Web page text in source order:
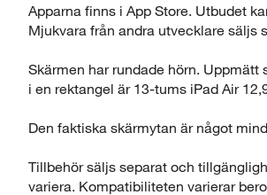
Apparna finns i App Store. Utbudet
Mjukvara från andra utvecklare säljs
Skärmen har rundade hörn. Uppmätt
i en rektangel är 13-tums iPad Air
Den faktiska skärmytan är något
Tillbehör säljs separat och
variera. Kompatibiliteten varierar